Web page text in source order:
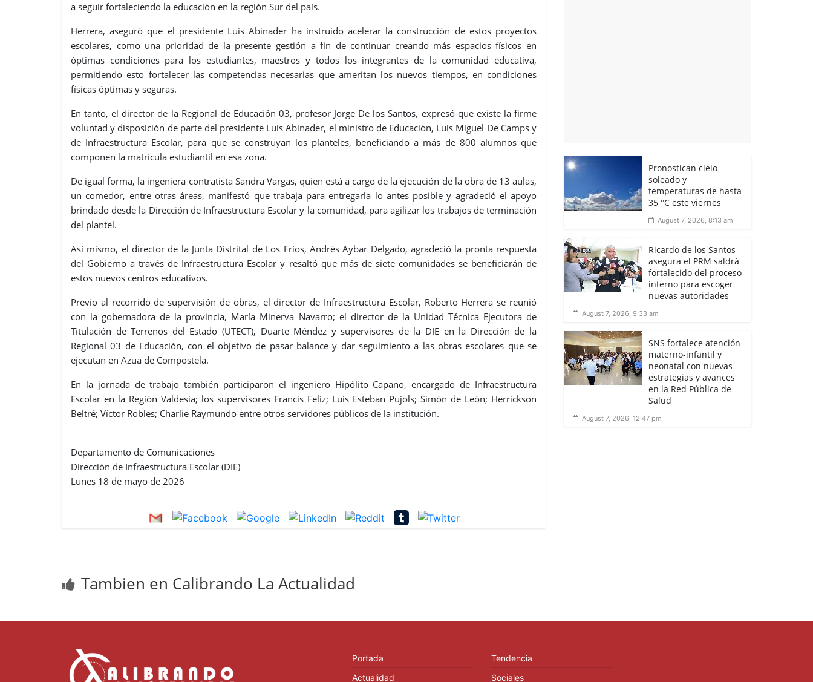
a seguir fortaleciendo la educación en la región Sur del país.
Herrera, aseguró que el presidente Luis Abinader ha instruido acelerar la construcción de estos proyectos
escolares, como una prioridad de la presente gestión a fin de continuar creando más espacios físicos en
óptimas condiciones para los estudiantes, maestros y todos los integrantes de la comunidad educativa,
permitiendo esto fortalecer las competencias necesarias que ameritan los nuevos tiempos, en condiciones
físicas óptimas y seguras.
En tanto, el director de la Regional de Educación 03, profesor Jorge De los Santos, expresó que existe la firme
voluntad y disposición de parte del presidente Luis Abinader, el ministro de Educación, Luis Miguel De Camps y
de Infraestructura Escolar, para que se construyan los planteles, beneficiando a más de 800 alumnos que
componen la matrícula estudiantil en esa zona.
De igual forma, la ingeniera contratista Sandra Vargas, quien está a cargo de la ejecución de la obra de 13 aulas,
un comedor, entre otras áreas, manifestó que trabaja para entregarla lo antes posible y agradeció el apoyo
brindado desde la Dirección de Infraestructura Escolar y la comunidad, para agilizar los trabajos de terminación
del plantel.
Así mismo, el director de la Junta Distrital de Los Fríos, Andrés Aybar Delgado, agradeció la pronta respuesta
del Gobierno a través de Infraestructura Escolar y resaltó que más de siete comunidades se beneficiarán de
estos nuevos centros educativos.
Previo al recorrido de supervisión de obras, el director de Infraestructura Escolar, Roberto Herrera se reunió
con la gobernadora de la provincia, María Minerva Navarro; el director de la Unidad Técnica Ejecutora de
Titulación de Terrenos del Estado (UTECT), Duarte Méndez y supervisores de la DIE en la Dirección de la
Regional 03 de Educación, con el objetivo de pasar balance y dar seguimiento a las obras escolares que se
ejecutan en Azua de Compostela.
En la jornada de trabajo también participaron el ingeniero Hipólito Capano, encargado de Infraestructura
Escolar en la Región Valdesia; los supervisores Francis Feliz; Luis Esteban Pujols; Simón de León; Herrickson
Beltré; Víctor Robles; Charlie Raymundo entre otros servidores públicos de la institución.
Departamento de Comunicaciones
Dirección de Infraestructura Escolar (DIE)
Lunes 18 de mayo de 2026
Tambien en Calibrando La Actualidad
Pronostican cielo
soleado y
temperaturas de hasta
35 °C este viernes
August 7, 2026, 8:13 am
Ricardo de los Santos
asegura el PRM saldrá
fortalecido del proceso
interno para escoger
nuevas autoridades
August 7, 2026, 9:33 am
SNS fortalece atención
materno-infantil y
neonatal con nuevas
estrategias y avances
en la Red Pública de
Salud
August 7, 2026, 12:47 pm
Portada
Actualidad
Tendencia
Sociales